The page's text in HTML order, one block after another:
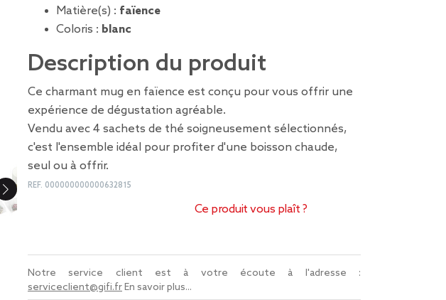
Matière(s) : faïence
Coloris : blanc
Description du produit
Ce charmant mug en faïence est conçu pour vous offrir une
expérience de dégustation agréable.
Vendu avec 4 sachets de thé soigneusement sélectionnés,
c'est l'ensemble idéal pour profiter d'une boisson chaude,
seul ou à offrir.
REF. 000000000000632815
Ce produit vous plaît ?
Notre service client est à votre écoute à l'adresse :
serviceclient@gifi.frEn savoir plus...